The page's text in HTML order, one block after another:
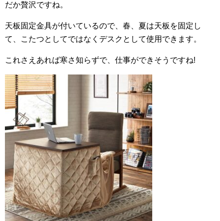
だか贅沢ですね。
天板固定金具が付いているので、春、夏は天板を固定し
て、こたつとしてではなくデスクとして使用できます。
これさえあれば寒さ知らずで、仕事ができそうですね!